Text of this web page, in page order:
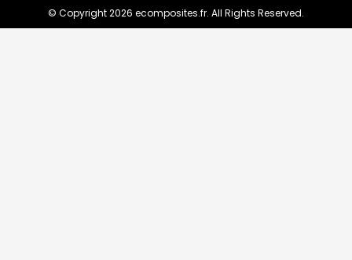
© Copyright 2026 ecomposites.fr. All Rights Reserved.